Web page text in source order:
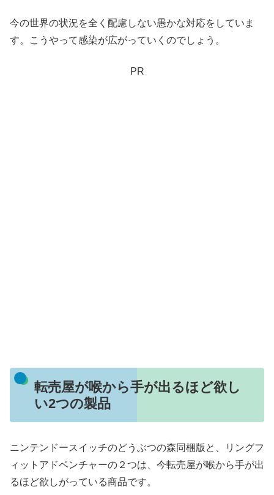
今の世界の状況を全く配慮しない愚かな対応をしていま
す。こうやって感染が広がっていくのでしょう。
PR
転売屋が喉から手が出るほど欲し
い2つの製品
ニンテンドースイッチのどうぶつの森同梱版と、リングフ
ィットアドベンチャーの２つは、今転売屋が喉から手が出
るほど欲しがっている商品です。